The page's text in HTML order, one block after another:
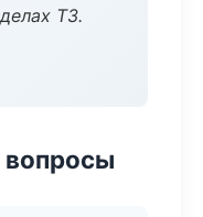
ТЗ.
вопросы